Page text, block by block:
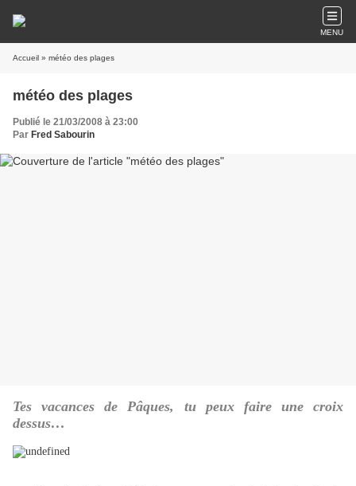
MENU
Accueil » météo des plages
météo des plages
Publié le 21/03/2008 à 23:00
Par Fred Sabourin
Tes vacances de Pâques, tu peux faire une croix
dessus…